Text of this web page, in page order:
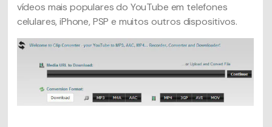
vídeos mais populares do YouTube em telefones
celulares, iPhone, PSP e muitos outros dispositivos.